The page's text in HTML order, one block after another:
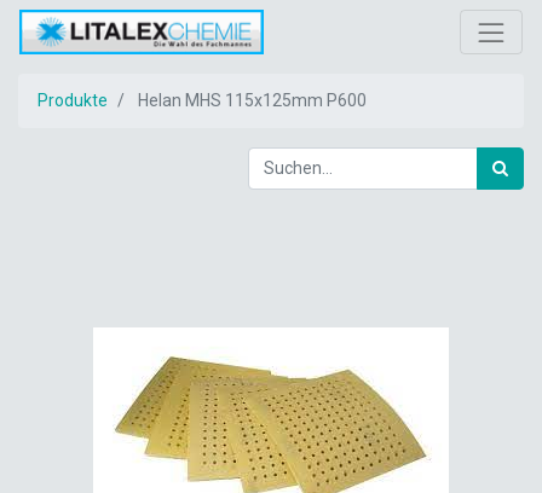
Produkte Helan MHS 115x125mm P600